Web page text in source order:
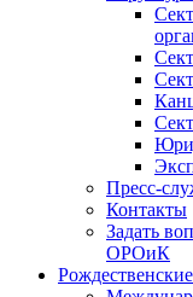
Пресс-
Контакты
Задать
ОРОиК